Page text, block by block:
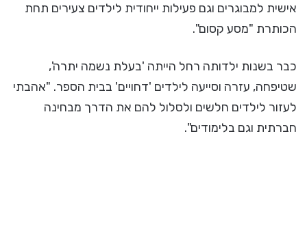
אישית למבוגרים וגם פעילות ייחודית לילדים צעירים תחת
הכותרת "מסע קסום".
כבר בשנות ילדותה רחל הייתה 'בעלת נשמה יתרה',
שטיפחה, עזרה וסייעה לילדים 'דחויים' בבית הספר. "אהבתי
לעזור לילדים חלשים ולסלול להם את הדרך מבחינה
חברתית וגם בלימודים".